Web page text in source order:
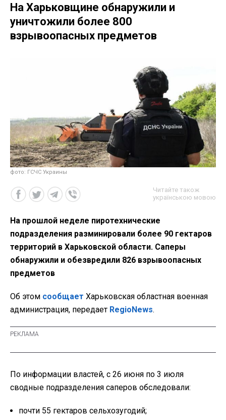
На Харьковщине обнаружили и
уничтожили более 800
взрывоопасных предметов
фото: ГСЧС Украины
Читайте також
українською мовою
На прошлой неделе пиротехнические
подразделения разминировали более 90 гектаров
территорий в Харьковской области. Саперы
обнаружили и обезвредили 826 взрывоопасных
предметов
Об этом сообщает Харьковская областная военная
администрация, передает RegioNews.
По информации властей, с 26 июня по 3 июля
сводные подразделения саперов обследовали:
почти 55 гектаров сельхозугодий;